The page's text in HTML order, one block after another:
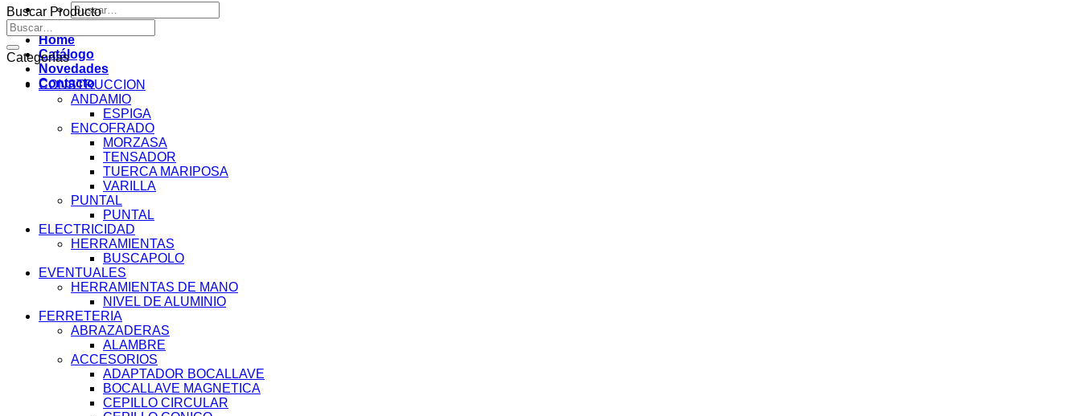
Buscar
por:
Home
Catálogo
Novedades
Contacto
Buscar Producto
Buscar
por:
Categorías
CONSTRUCCION
ANDAMIO
ESPIGA
ENCOFRADO
MORZASA
TENSADOR
TUERCA MARIPOSA
VARILLA
PUNTAL
PUNTAL
ELECTRICIDAD
HERRAMIENTAS
BUSCAPOLO
EVENTUALES
HERRAMIENTAS DE MANO
NIVEL DE ALUMINIO
FERRETERIA
ABRAZADERAS
ALAMBRE
ACCESORIOS
ADAPTADOR BOCALLAVE
BOCALLAVE MAGNETICA
CEPILLO CIRCULAR